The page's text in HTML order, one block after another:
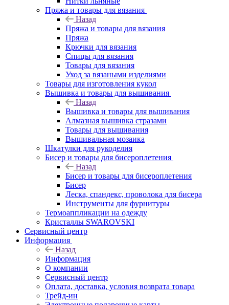
Пряжа и товары для вязания
Назад
Пряжа и товары для вязания
Пряжа
Крючки для вязания
Спицы для вязания
Товары для вязания
Уход за вязаными изделиями
Товары для изготовления кукол
Вышивка и товары для вышивания
Назад
Вышивка и товары для вышивания
Алмазная вышивка стразами
Товары для вышивания
Вышивальная мозаика
Шкатулки для рукоделия
Бисер и товары для бисероплетения
Назад
Бисер и товары для бисероплетения
Бисер
Леска, спандекс, проволока для бисера
Инструменты для фурнитуры
Термоаппликации на одежду
Кристаллы SWAROVSKI
Сервисный центр
Информация
Назад
Информация
О компании
Сервисный центр
Оплата, доставка, условия возврата товара
Трейд-ин